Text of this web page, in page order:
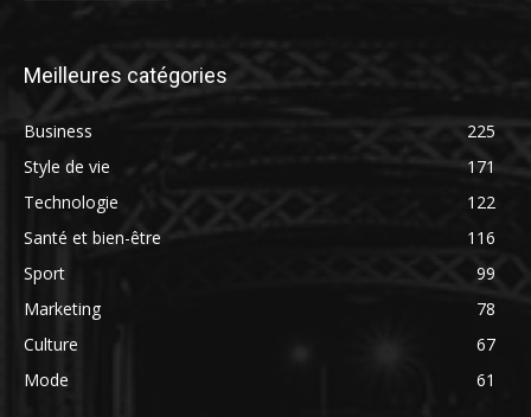
Meilleures catégories
Business
225
Style de vie
171
Technologie
122
Santé et bien-être
116
Sport
99
Marketing
78
Culture
67
Mode
61